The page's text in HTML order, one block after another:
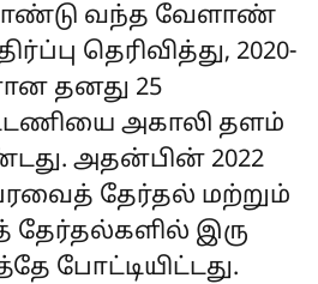
வந்த வேளாண்
தெரிவித்து, 2020-
தனது 25
அகாலி தளம்
அதன்பின் 2022
தேர்தல் மற்றும்
தேர்தல்களில் இரு
போட்டியிட்டது.